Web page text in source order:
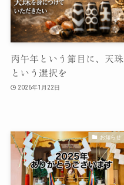
丙午年という節目に、天珠
という選択を
2026年1月22日
お知らせ